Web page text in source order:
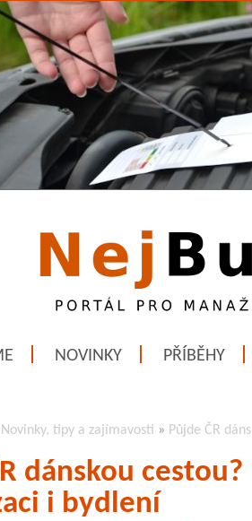
NOVINKY PŘÍBĚHY
Novinky, tipy a zajímavosti » Půjde ČR
dánskou
i bydlení